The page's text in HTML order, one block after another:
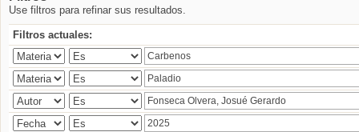
Use filtros para refinar sus resultados.
Filtros actuales: